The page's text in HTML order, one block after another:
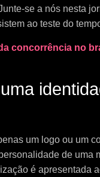
se a nós nesta
ao teste do
concorrência no
um logo ou um
de uma
é apresentada